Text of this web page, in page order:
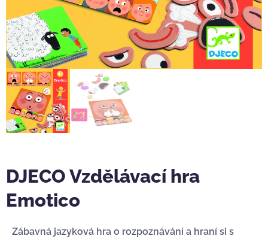
DJECO Vzdělávací hra
Emotico
Zábavná jazyková hra o rozpoznávání a hraní si s